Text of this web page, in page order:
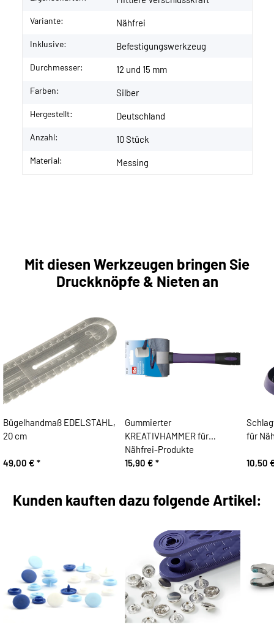
Variante: Nähfrei
Inklusive: Befestigungswerkzeug
Durchmesser: 12 und 15 mm
Farben: Silber
Hergestellt: Deutschland
Anzahl: 10 Stück
Material: Messing
Mit diesen Werkzeugen bringen Sie
Druckknöpfe & Nieten an
Bügelhandmaß EDELSTAHL,
20 cm
49,00 € *
Gummierter
KREATIVHAMMER für
Nähfrei-Produkte
15,90 € *
für
10,50
Kunden kauften dazu folgende Artikel: